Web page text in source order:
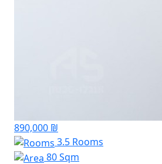
890,000 ₪
3.5 Rooms
80 Sqm